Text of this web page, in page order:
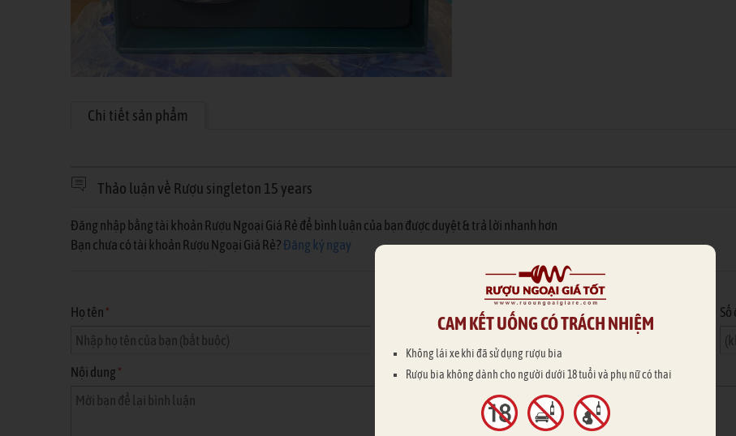
Chi tiết sản phẩm
Thảo luận về Rượu singleton 15 years
Đăng nhập bằng tài khoản Rượu Ngoại Giá Rẻ để bình luận của bạn được duyệt & trả lời nhanh hơn
Bạn chưa có tài khoản Rượu Ngoại Giá Rẻ?Đăng ký ngay
Hoặc nhập thông tin của bạn
Họ tên *
Nội dung *
CAM KẾT UỐNG CÓ TRÁCH NHIỆM
Không lái xe khi đã sử dụng rượu bia
Rượu bia không dành cho người dưới 18 tuổi và phụ nữ có thai